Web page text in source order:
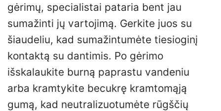
gėrimų, specialistai pataria bent jau
sumažinti jų vartojimą. Gerkite juos su
šiaudeliu, kad sumažintumėte tiesioginį
kontaktą su dantimis. Po gėrimo
išskalaukite burną paprastu vandeniu
arba kramtykite becukrę kramtomąją
gumą, kad neutralizuotumėte rūgščių